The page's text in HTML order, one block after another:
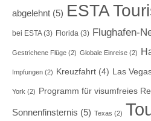
abgelehnt (5) ESTA
bei ESTA(3) Florida (3) Flughafen-
Gestrichene Flüge (2) Globale Einreise (2)
Impfungen (2) Kreuzfahrt (4) Las
York (2) Programm für visumfreies
Sonnenfinsternis (5) Texas (2)